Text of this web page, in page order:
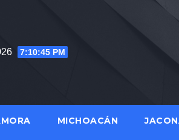
7:10:46 PM
MICHOACÁN